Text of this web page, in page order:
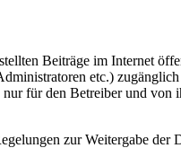
Beiträge im Internet
etc.)
für den Betreiber und von
zur Weitergabe der